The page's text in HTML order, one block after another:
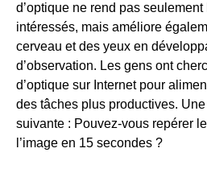
d’optique ne rend pas
intéressés, mais améliore
cerveau et des yeux en
d’observation. Les gens ont
d’optique sur Internet pour
des tâches plus productives.
suivante : Pouvez-vous repérer
l’image en 15 secondes ?